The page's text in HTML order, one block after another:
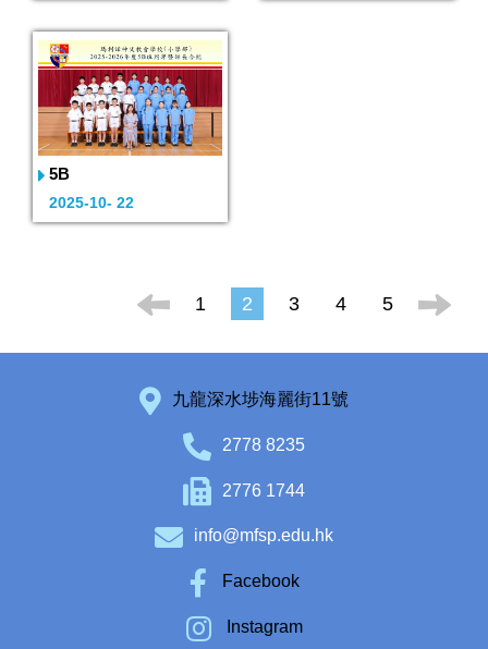
5B
2025-10- 22
1 2 3 4 5
九龍深水埗海麗街11號
2778 8235
2776 1744
info@mfsp.edu.hk
Facebook
Instagram